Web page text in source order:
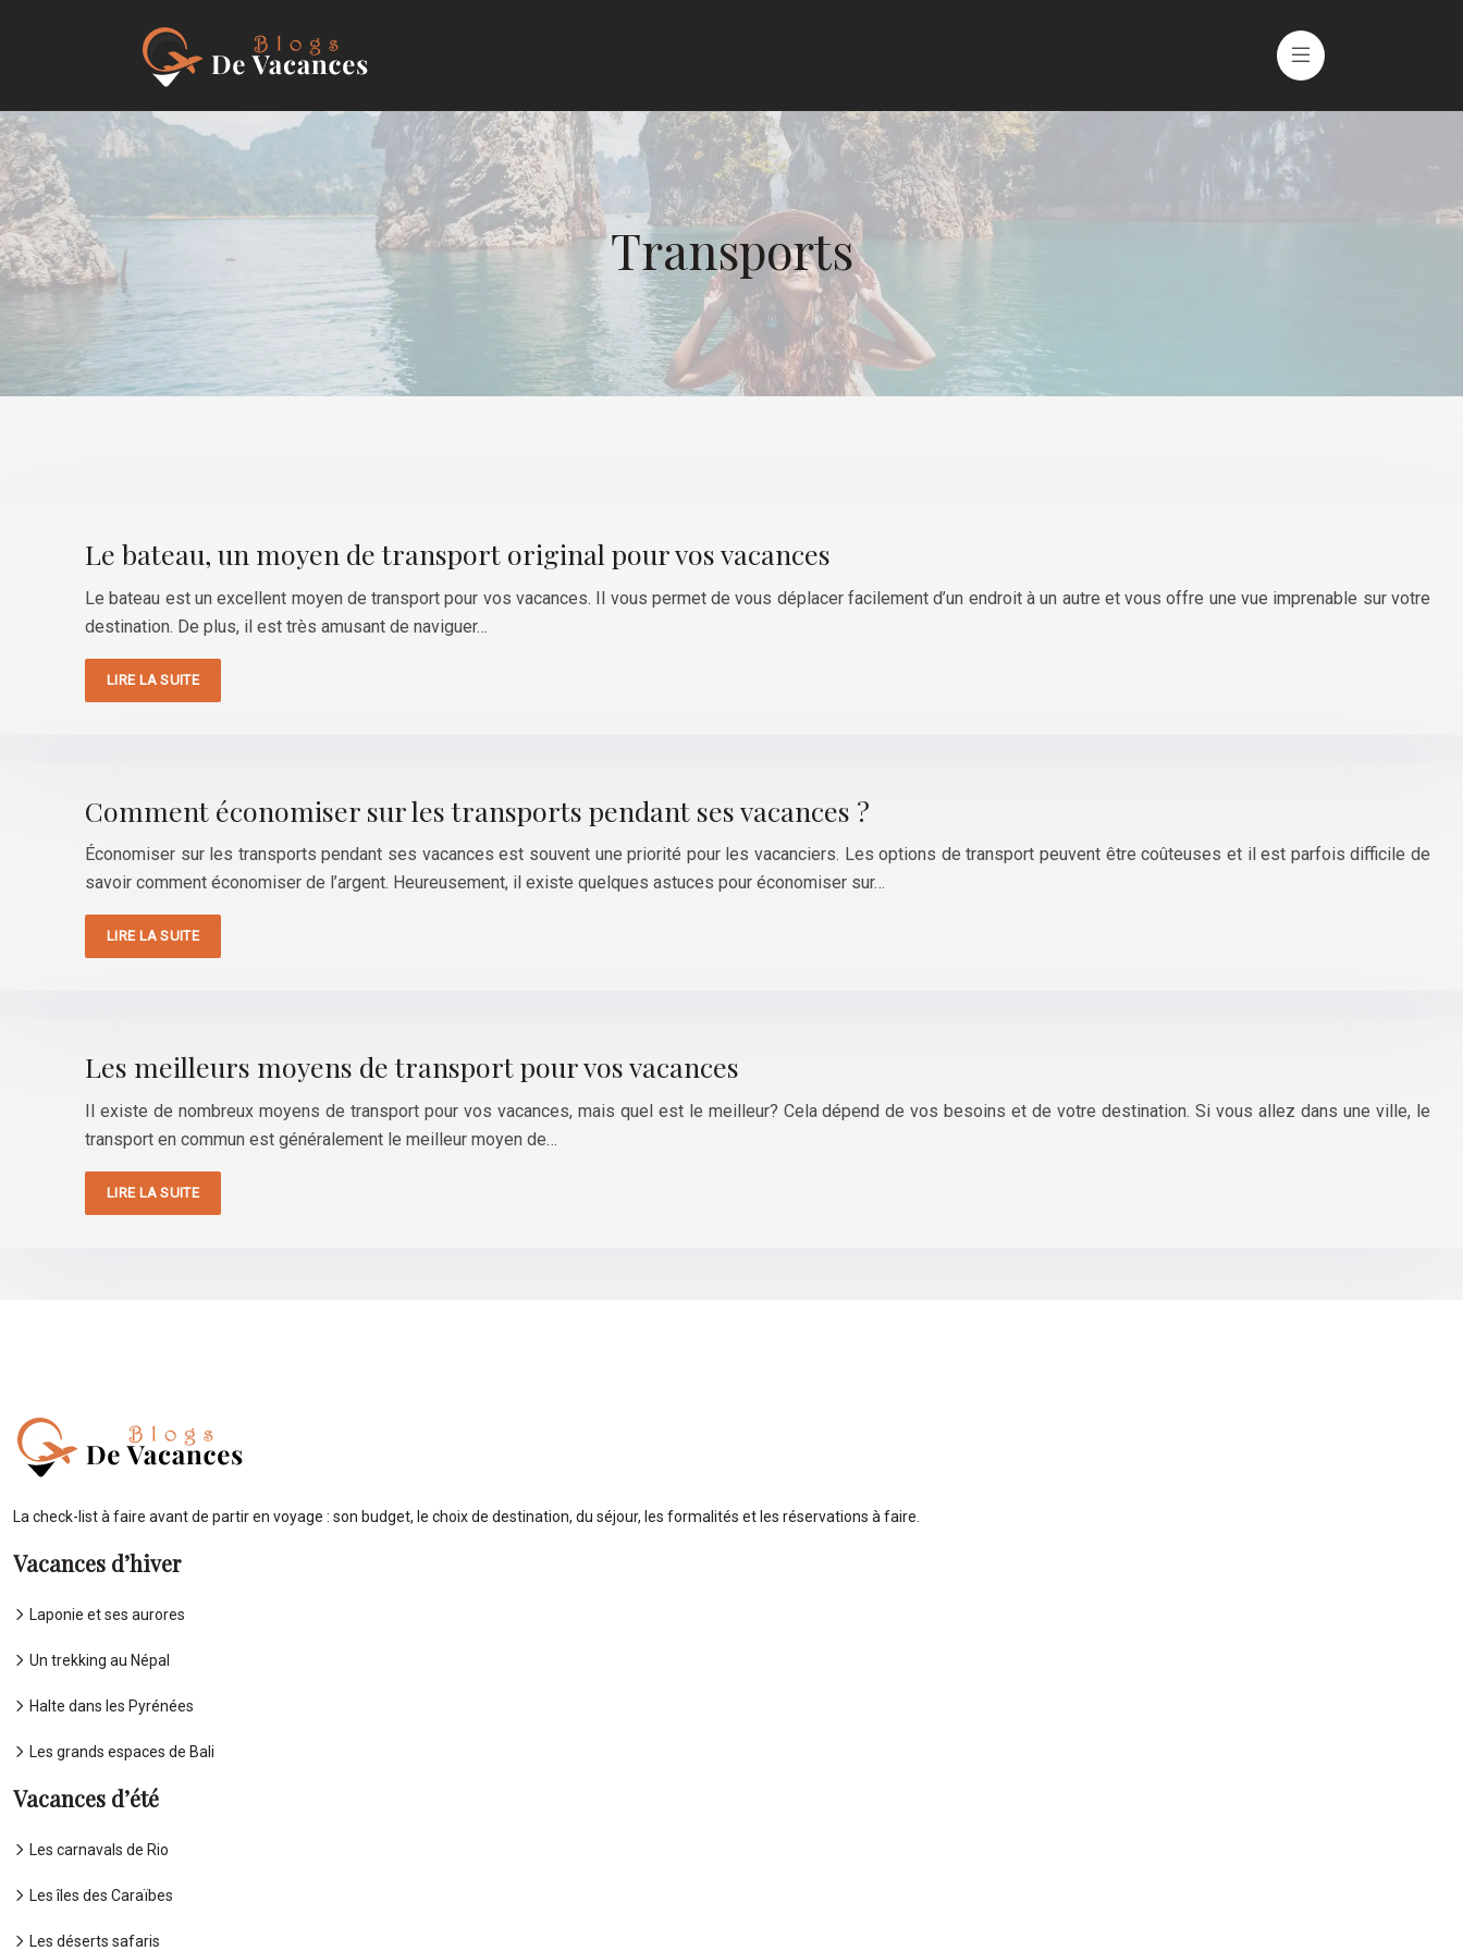
Transports
Le bateau, un moyen de transport original pour vos vacances
Le bateau est un excellent moyen de transport pour vos vacances. Il vous permet de vous déplacer facilement d’un endroit à un autre et vous offre une vue imprenable sur votre
destination. De plus, il est très amusant de naviguer…
LIRE LA SUITE
Comment économiser sur les transports pendant ses vacances ?
Économiser sur les transports pendant ses vacances est souvent une priorité pour les vacanciers. Les options de transport peuvent être coûteuses et il est parfois difficile de
savoir comment économiser de l’argent. Heureusement, il existe quelques astuces pour économiser sur…
LIRE LA SUITE
Les meilleurs moyens de transport pour vos vacances
Il existe de nombreux moyens de transport pour vos vacances, mais quel est le meilleur? Cela dépend de vos besoins et de votre destination. Si vous allez dans une ville, le
transport en commun est généralement le meilleur moyen de…
LIRE LA SUITE
La check-list à faire avant de partir en voyage : son budget, le choix de destination, du séjour, les formalités et les réservations à faire.
Vacances d’hiver
Laponie et ses aurores
Un trekking au Népal
Halte dans les Pyrénées
Les grands espaces de Bali
Vacances d’été
Les carnavals de Rio
Les îles des Caraïbes
Les déserts safaris